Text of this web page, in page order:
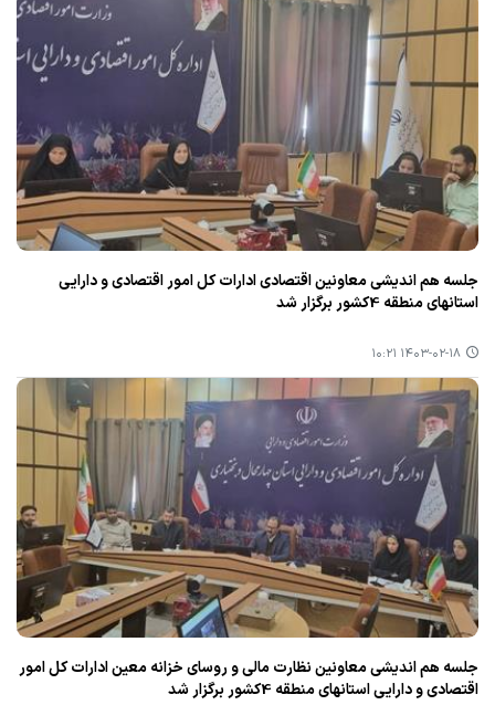
جلسه هم اندیشی معاونین اقتصادی ادارات كل امور اقتصادی و دارایی
استانهای منطقه 4كشور برگزار شد
۱۴۰۳-۰۲-۱۸ ۱۰:۲۱
جلسه هم اندیشی معاونین نظارت مالی و روسای خزانه معین ادارات كل امور
اقتصادی و دارایی استانهای منطقه 4كشور برگزار شد